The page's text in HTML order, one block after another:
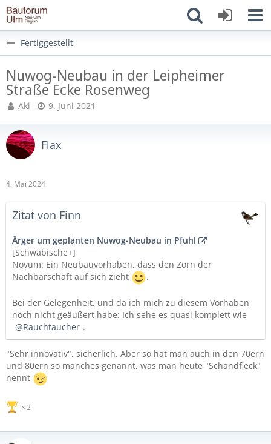
Fertiggestellt
Nuwog-Neubau in der Leipheimer
Straße Ecke Rosenweg
Aki 9. Juni 2021
Flax
4. Mai 2024
Zitat von Finn
Ärger um geplanten Nuwog-Neubau in Pfuhl
[Schwäbische+]
Novum: Ein Neubauvorhaben, dass den Zorn der
Nachbarschaft auf sich zieht
.
Bei der Gelegenheit, und da ich mich zu diesem Vorhaben
noch nicht geäußert habe: Ich sehe es quasi komplett wie
Rauchtaucher .
"Sehr innovativ", sicherlich. Aber so hat man auch in den 70ern
und 80ern so manches genannt, was man heute "Schandfleck"
nennt
2